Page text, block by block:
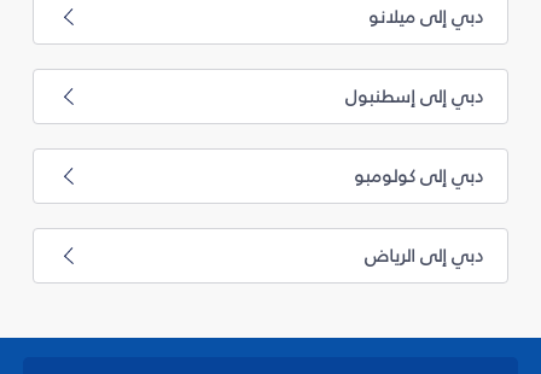
دبي إلى ميلانو
دبي إلى إسطنبول
دبي إلى كولومبو
دبي إلى الرياض